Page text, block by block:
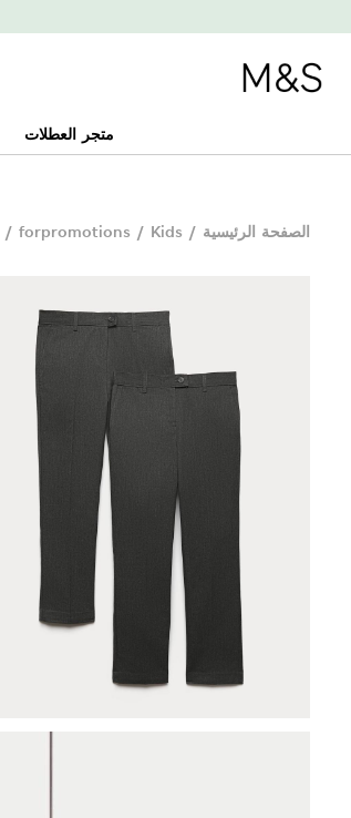
متجر العطلات
الصفحة الرئيسية /
forpromotions / Kids
/